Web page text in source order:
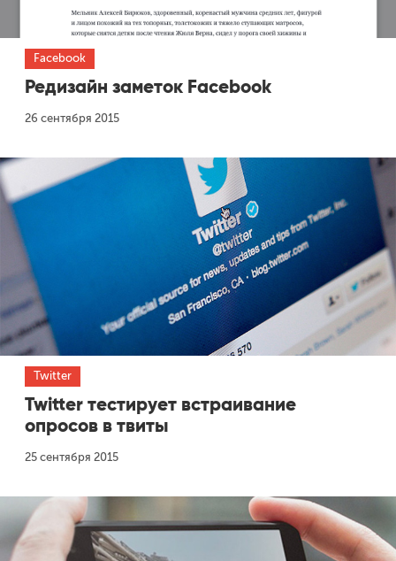
Facebook
Редизайн заметок Facebook
26 сентября 2015
Twitter
Twitter тестирует встраивание
опросов в твиты
25 сентября 2015